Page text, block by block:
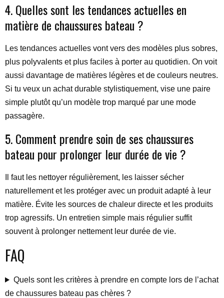
4. Quelles sont les tendances actuelles en
matière de chaussures bateau ?
Les tendances actuelles vont vers des modèles plus sobres,
plus polyvalents et plus faciles à porter au quotidien. On voit
aussi davantage de matières légères et de couleurs neutres.
Si tu veux un achat durable stylistiquement, vise une paire
simple plutôt qu’un modèle trop marqué par une mode
passagère.
5. Comment prendre soin de ses chaussures
bateau pour prolonger leur durée de vie ?
Il faut les nettoyer régulièrement, les laisser sécher
naturellement et les protéger avec un produit adapté à leur
matière. Évite les sources de chaleur directe et les produits
trop agressifs. Un entretien simple mais régulier suffit
souvent à prolonger nettement leur durée de vie.
FAQ
Quels sont les critères à prendre en compte lors de l’achat
de chaussures bateau pas chères ?